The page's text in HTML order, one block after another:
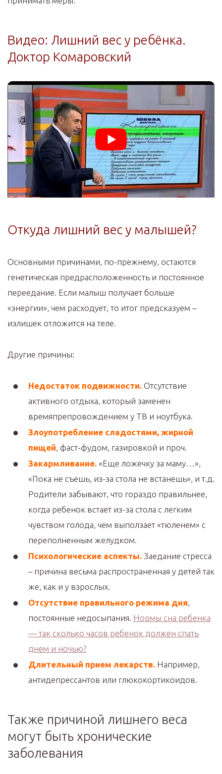
Видео: Лишний вес у ребёнка.
Доктор Комаровский
Откуда лишний вес у малышей?
Основными причинами, по-прежнему, остаются
генетическая предрасположенность и постоянное
переедание. Если малыш получает больше
«энергии», чем расходует, то итог предсказуем –
излишек отложится на теле.
Другие причины:
Недостаток подвижности. Отсутствие
активного отдыха, который заменен
времяпрепровождением у ТВ и ноутбука.
Злоупотребление сладостями, жирной
пищей , фаст-фудом, газировкой и проч.
Закармливание. «Еще ложечку за маму…»,
«Пока не съешь, из-за стола не встанешь», и т.д.
Родители забывают, что гораздо правильнее,
когда ребенок встает из-за стола с легким
чувством голода, чем выползает «тюленем» с
переполненным желудком.
Психологические аспекты. Заедание стресса
– причина весьма распространенная у детей так
же, как и у взрослых.
Отсутствие правильного режима дня
постоянные недосыпания. Нормы сна ребенка
— так сколько часов ребенок должен спать
днем и ночью?
Длительный прием лекарств. Например,
антидепрессантов или глюкокортикоидов.
Также причиной лишнего веса
могут быть хронические
заболевания